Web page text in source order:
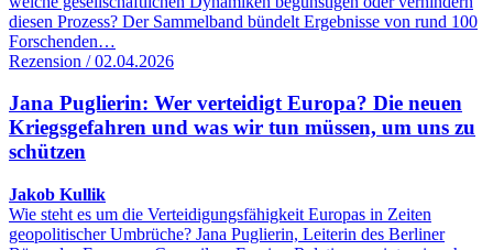
diesen Prozess? Der Sammelband bündelt Ergebnisse von rund 100
Forschenden…
Rezension / 02.04.2026
Jana Puglierin: Wer verteidigt Europa? Die neuen
Kriegsgefahren und was wir tun müssen, um uns zu
schützen
Jakob Kullik
Wie steht es um die Verteidigungsfähigkeit Europas in Zeiten
geopolitischer Umbrüche? Jana Puglierin, Leiterin des Berliner